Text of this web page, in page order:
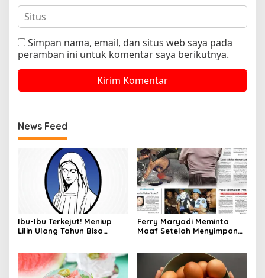
Simpan nama, email, dan situs web saya pada
peramban ini untuk komentar saya berikutnya.
News Feed
Ibu-Ibu Terkejut! Meniup
Lilin Ulang Tahun Bisa
Ferry Maryadi Meminta
Maaf Setelah Menyimpan